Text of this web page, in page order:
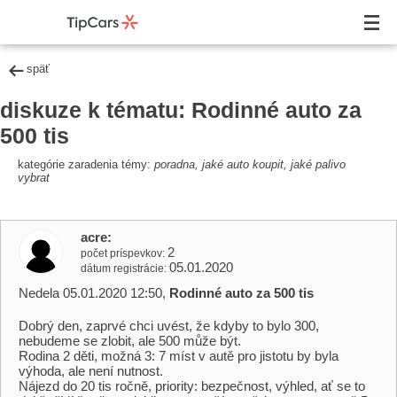
späť
diskuze k tématu: Rodinné auto za
500 tis
kategórie zaradenia témy: poradna, jaké auto koupit, jaké palivo
vybrat
acre
počet príspevkov 2
dátum registrácie 05.01.2020
Nedela 05.01.2020 12:50, Rodinné auto za 500 tis
Dobrý den, zaprvé chci uvést, že kdyby to bylo 300,
nebudeme se zlobit, ale 500 může být.
Rodina 2 děti, možná 3: 7 míst v autě pro jistotu by byla
výhoda, ale není nutnost.
Nájezd do 20 tis ročně, priority: bezpečnost, výhled, ať se to